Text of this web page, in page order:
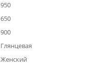
950
650
900
Глянцевая
Женский